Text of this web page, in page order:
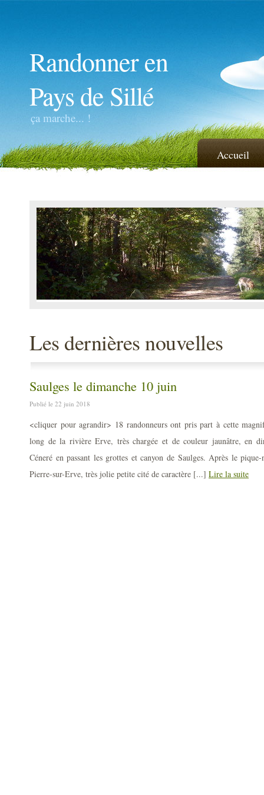
Randonner en
Pays de Sillé
ça marche... !
Accueil
Les dernières nouvelles
Saulges le dimanche 10 juin
Publié le 22 juin 2018
<cliquer pour agrandir> 18 randonneurs ont pris part à cette
long de la rivière Erve, très chargée et de couleur jaunâtre, en
Céneré en passant les grottes et canyon de Saulges. Après le
Pierre-sur-Erve, très jolie petite cité de caractère [...] Lire la suite